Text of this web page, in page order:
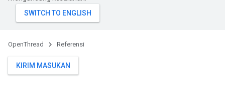
OpenThread Referensi
KIRIM MASUKAN